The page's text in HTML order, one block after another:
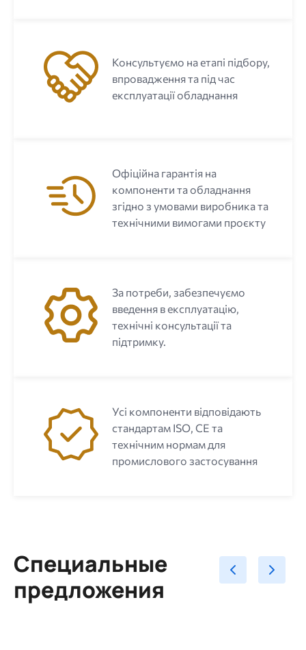
Консультуємо на етапі підбору,
впровадження та під час
експлуатації обладнання
Офіційна гарантія на
компоненти та обладнання
згідно з умовами виробника та
технічними вимогами проєкту
За потреби, забезпечуємо
введення в експлуатацію,
технічні консультації та
підтримку.
Усі компоненти відповідають
стандартам ISO, CE та
технічним нормам для
промислового застосування
Специальные
предложения